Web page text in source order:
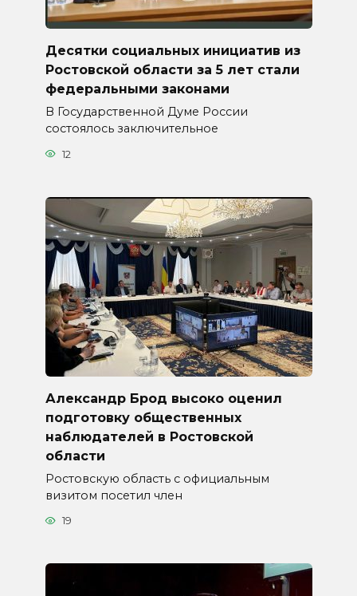
Десятки социальных инициатив из
Ростовской области за 5 лет стали
федеральными законами
В Государственной Думе России
состоялось заключительное
12
Александр Брод высоко оценил
подготовку общественных
наблюдателей в Ростовской
области
Ростовскую область с официальным
визитом посетил член
19